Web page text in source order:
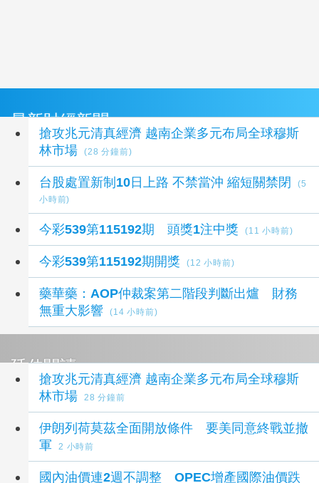
最新財經新聞
搶攻兆元清真經濟 越南企業多元布局全球穆斯
林市場
(28 分鐘前)
台股處置新制10日上路 不禁當沖 縮短關禁閉
(5
小時前)
今彩539第115192期 頭獎1注中獎 (11 小時前)
今彩539第115192期開獎 (12 小時前)
藥華藥：AOP仲裁案第二階段判斷出爐 財務
無重大影響
(14 小時前)
延伸閱讀
搶攻兆元清真經濟 越南企業多元布局全球穆斯
林市場
28 分鐘前
伊朗列荷莫茲全面開放條件 要美同意終戰並撤
軍
2 小時前
國內油價連2週不調整 OPEC增產國際油價跌